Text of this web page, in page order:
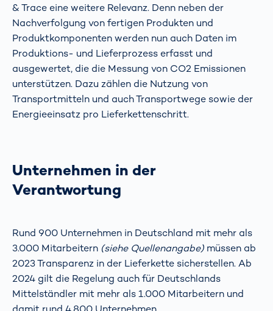
& Trace eine weitere Relevanz. Denn neben der
Nachverfolgung von fertigen Produkten und
Produktkomponenten werden nun auch Daten im
Produktions- und Lieferprozess erfasst und
ausgewertet, die die Messung von CO2 Emissionen
unterstützen. Dazu zählen die Nutzung von
Transportmitteln und auch Transportwege sowie der
Energieeinsatz pro Lieferkettenschritt.
Unternehmen in der
Verantwortung
Rund 900 Unternehmen in Deutschland mit mehr als
3.000 Mitarbeitern (siehe Quellenangabe) müssen ab
2023 Transparenz in der Lieferkette sicherstellen. Ab
2024 gilt die Regelung auch für Deutschlands
Mittelständler mit mehr als 1.000 Mitarbeitern und